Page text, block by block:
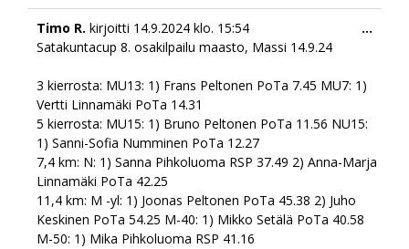
Timo R. kirjoitti 14.9.2024 klo. 15:54
Satakuntacup 8. osakilpailu maasto, Massi 14.9.24
3 kierrosta: MU13: 1) Frans Peltonen PoTa 7.45 MU7: 1)
Vertti Linnamäki PoTa 14.31
5 kierrosta: MU15: 1) Bruno Peltonen PoTa 11.56 NU15:
1) Sanni-Sofia Numminen PoTa 12.27
7,4 km: N: 1) Sanna Pihkoluoma RSP 37.49 2) Anna-Marja
Linnamäki PoTa 42.25
11,4 km: M -yl: 1) Joonas Peltonen PoTa 45.38 2) Juho
Keskinen PoTa 54.25 M-40: 1) Mikko Setälä PoTa 40.58
M-50: 1) Mika Pihkoluoma RSP 41.16
...